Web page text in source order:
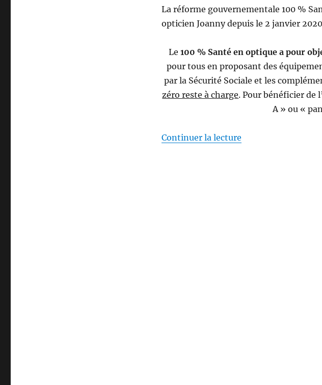
La réforme gouvernementale 100 %
opticien Joanny depuis le 2 janvier
Le100 % Santé en optique a pour
pour tous en proposant des
par la Sécurité Sociale et les
zéro reste à charge. Pour bénéficier de
A » ou «
Continuer la lecturede « QU’EST-CE